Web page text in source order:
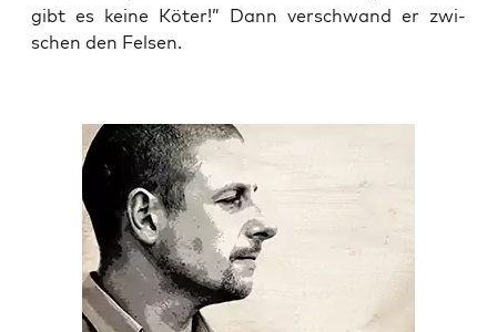
gibt es kei­ne Köter!” Dann ver­schwand er zwi­
schen den Felsen.